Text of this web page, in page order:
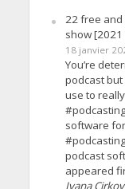
22 free
show
18 janvier
You’re
podcast but
use to
software
podcast
appeared
Ivana